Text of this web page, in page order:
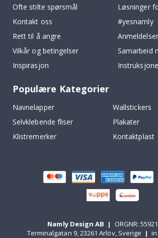
Ofte stilte spørsmål
Kontakt oss
Rett til å angre
Vilkår og betingelser
Inspirasjon
Løsninger
#yesnamly
Anmeldelser
Samarbeid
Populære Kategorier
Navnelapper
Wallstickers
Selvklebende fliser
Plakater
Klistremerker
Kontaktplast
Namly Design AB |
ORGNR:
Terminalgatan 9, 23261 Arlöv, Sverige |